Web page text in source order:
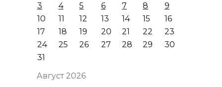
Август 2026
3
4 5 6 7 8
9
10
11 12 13 14 15
16
17
18 19 20 21 22
23
24
25 26 27 28 29
30
31